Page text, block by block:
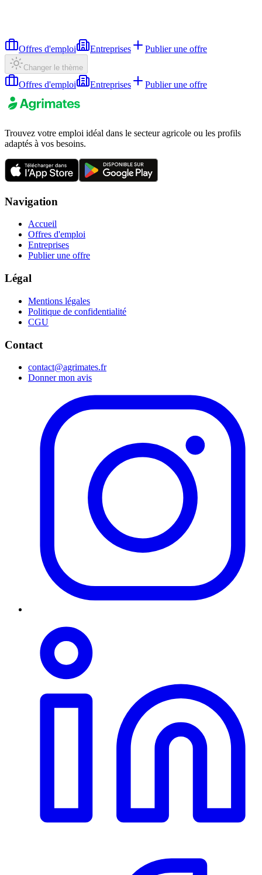
Offres d'emploi Entreprises Publier une offre
Changer le thème
Offres d'emploi Entreprises Publier une offre
Trouvez votre emploi idéal dans le secteur agricole ou les profils
adaptés à vos besoins.
Navigation
Accueil
Offres d'emploi
Entreprises
Publier une offre
Légal
Mentions légales
Politique de confidentialité
CGU
Contact
contact@agrimates.fr
Donner mon avis